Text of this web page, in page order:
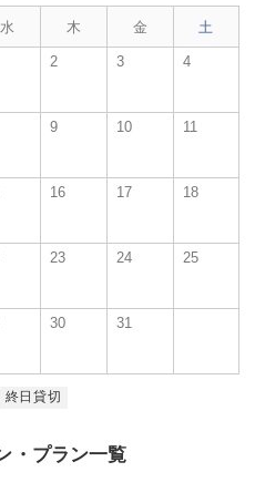
水 木 金 土
2 3 4
9 10 11
16 17 18
23 24 25
30 31
終日貸切
・プラン一覧